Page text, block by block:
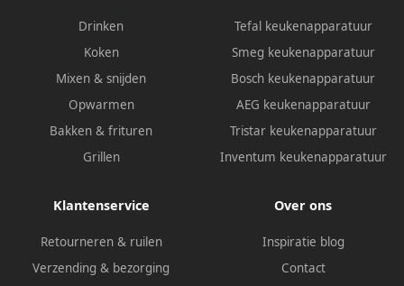
Drinken
Koken
Mixen & snijden
Opwarmen
Bakken & frituren
Grillen
Tefal keukenapparatuur
Smeg keukenapparatuur
Bosch keukenapparatuur
AEG keukenapparatuur
Tristar keukenapparatuur
Inventum keukenapparatuur
Klantenservice
Retourneren & ruilen
Verzending & bezorging
Over ons
Inspiratie blog
Contact